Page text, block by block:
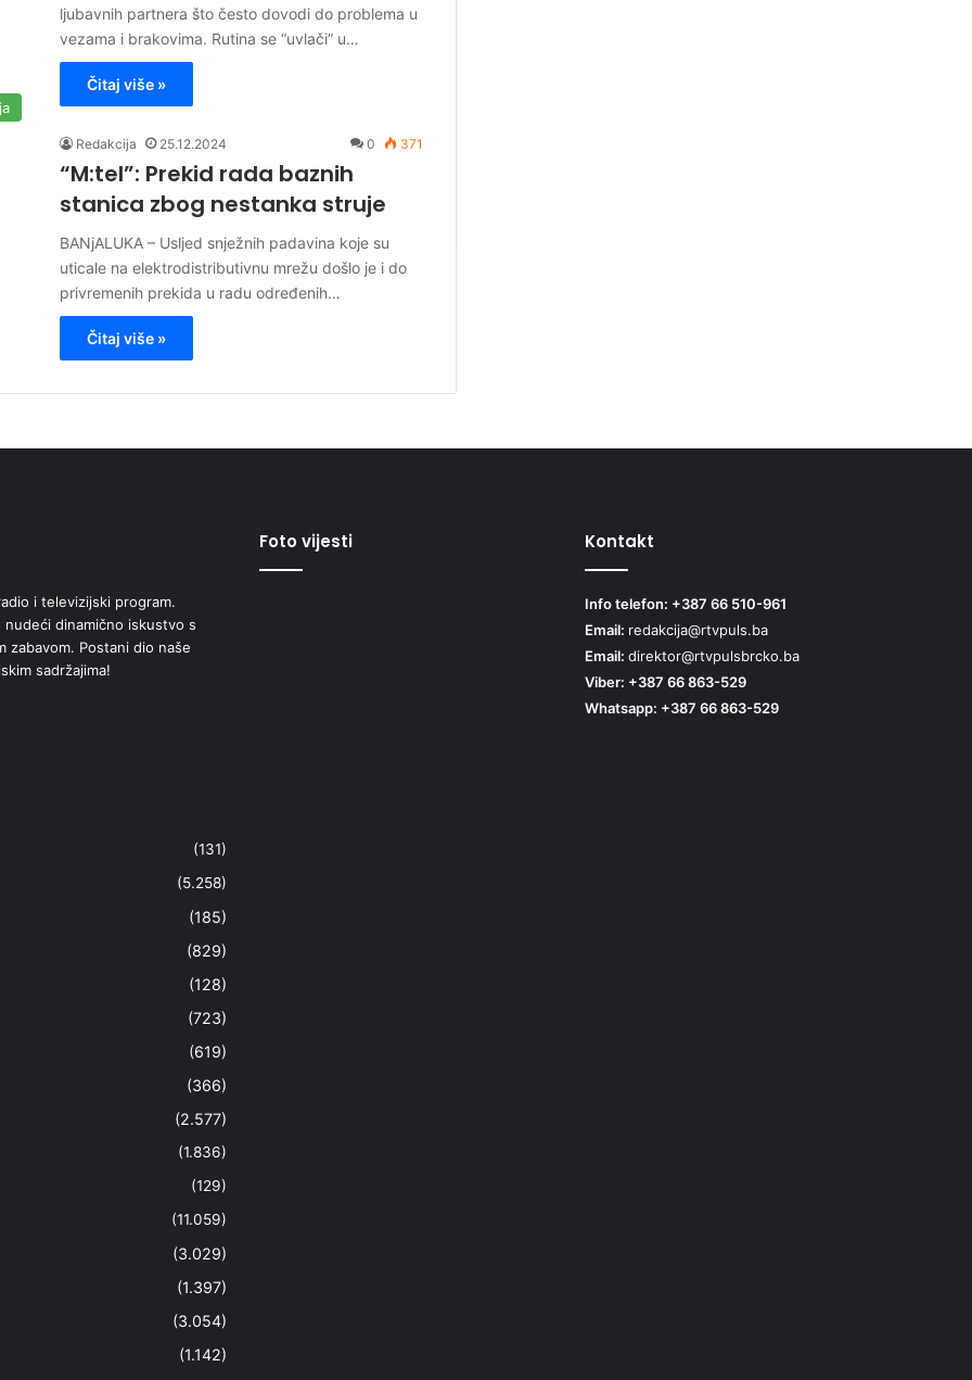
ljubavnih partnera što često dovodi do problema u
vezama i brakovima. Rutina se “uvlači” u…
Čitaj više »
Redakcija 25.12.2024 0 371
“M:tel”: Prekid rada baznih
stanica zbog nestanka struje
BANjALUKA – Usljed snježnih padavina koje su
uticale na elektrodistributivnu mrežu došlo je i do
privremenih prekida u radu određenih…
Čitaj više »
i televizijski program.
nudeći dinamično iskustvo s
zabavom. Postani dio naše
sadržajima!
(131)
(5.258)
(185)
(829)
(128)
(723)
(619)
(366)
(2.577)
(1.836)
(129)
(11.059)
(3.029)
(1.397)
(3.054)
(1.142)
Foto vijesti Kontakt
Info telefon: +387 66 510-961
Email: redakcija@rtvpuls.ba
Email: direktor@rtvpulsbrcko.ba
Viber: +387 66 863-529
Whatsapp: +387 66 863-529